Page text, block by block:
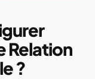
Relation
?